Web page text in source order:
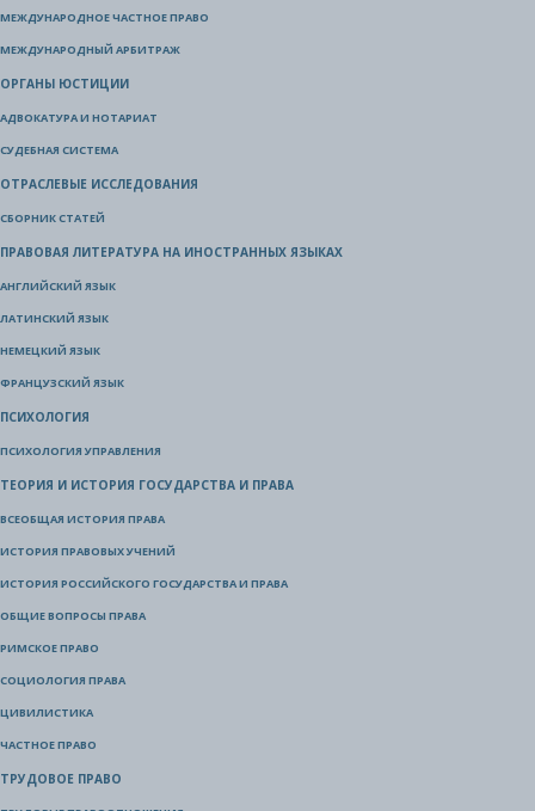
МЕЖДУНАРОДНОЕ ЧАСТНОЕ ПРАВО
МЕЖДУНАРОДНЫЙ АРБИТРАЖ
ОРГАНЫ ЮСТИЦИИ
АДВОКАТУРА И НОТАРИАТ
СУДЕБНАЯ СИСТЕМА
ОТРАСЛЕВЫЕ ИССЛЕДОВАНИЯ
СБОРНИК СТАТЕЙ
ПРАВОВАЯ ЛИТЕРАТУРА НА ИНОСТРАННЫХ ЯЗЫКАХ
АНГЛИЙСКИЙ ЯЗЫК
ЛАТИНСКИЙ ЯЗЫК
НЕМЕЦКИЙ ЯЗЫК
ФРАНЦУЗСКИЙ ЯЗЫК
ПСИХОЛОГИЯ
ПСИХОЛОГИЯ УПРАВЛЕНИЯ
ТЕОРИЯ И ИСТОРИЯ ГОСУДАРСТВА И ПРАВА
ВСЕОБЩАЯ ИСТОРИЯ ПРАВА
ИСТОРИЯ ПРАВОВЫХ УЧЕНИЙ
ИСТОРИЯ РОССИЙСКОГО ГОСУДАРСТВА И ПРАВА
ОБЩИЕ ВОПРОСЫ ПРАВА
РИМСКОЕ ПРАВО
СОЦИОЛОГИЯ ПРАВА
ЦИВИЛИСТИКА
ЧАСТНОЕ ПРАВО
ТРУДОВОЕ ПРАВО